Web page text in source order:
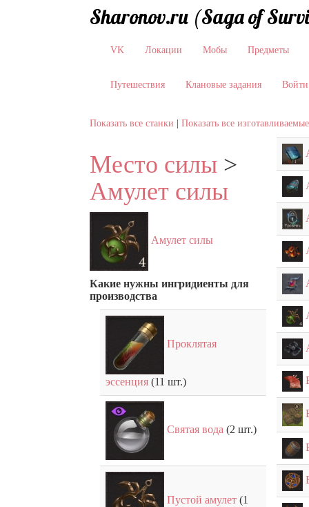
Sharonov.ru (Saga of
VK Локации Мобы Предметы
Путешествия Клановые задания Войти
Показать все станки Показать все
Место силы >
Амулет силы
Амулет силы
Какие нужны ингридиенты для
производства
Проклятая
эссенция (11 шт.)
Святая вода (2 шт.)
Пустой амулет (1